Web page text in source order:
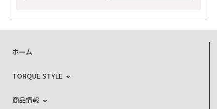
ホーム
TORQUE STYLE
商品情報